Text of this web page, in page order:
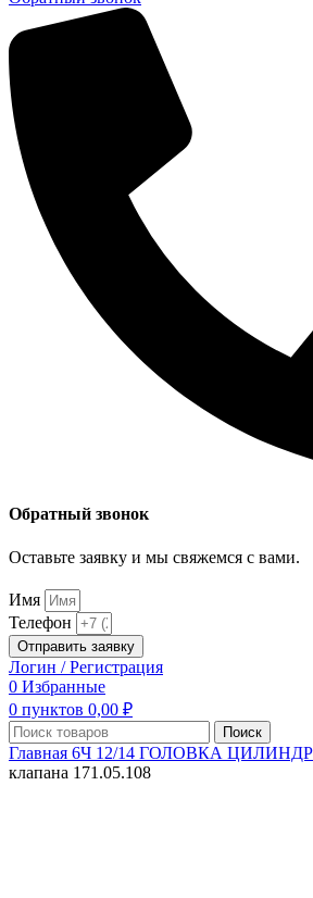
Обратный звонок
Оставьте заявку и мы свяжемся с вами.
Имя
Телефон
Отправить заявку
Логин / Регистрация
0 Избранные
0 пунктов 0,00 ₽
Поиск
Главная 6Ч 12/14 ГОЛОВКА
клапана 171.05.108